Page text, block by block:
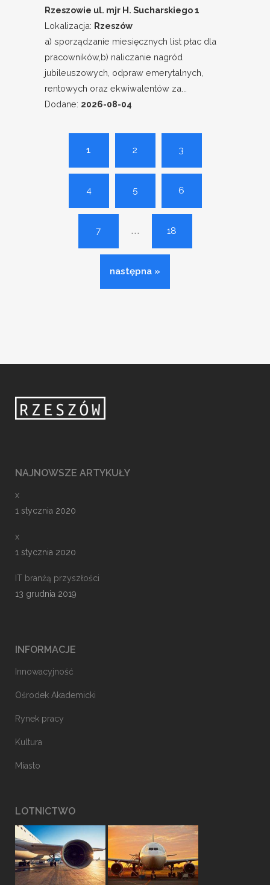
Rzeszowie ul. mjr H. Sucharskiego 1
Lokalizacja: Rzeszów
a) sporządzanie miesięcznych list płac dla
pracowników,b) naliczanie nagród
jubileuszowych, odpraw emerytalnych,
rentowych oraz ekwiwalentów za...
Dodane: 2026-08-04
1 2 3
4 5 6
7 ... 18
następna »
NAJNOWSZE ARTYKUŁY
x
1 stycznia 2020
x
1 stycznia 2020
IT branżą przyszłości
13 grudnia 2019
INFORMACJE
Innowacyjność
Ośrodek Akademicki
Rynek pracy
Kultura
Miasto
LOTNICTWO